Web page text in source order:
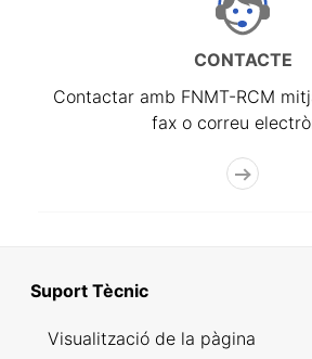
CONTACTE
Contactar amb FNMT-RCM
fax o correu
Suport Tècnic
Visualització de la pàgina